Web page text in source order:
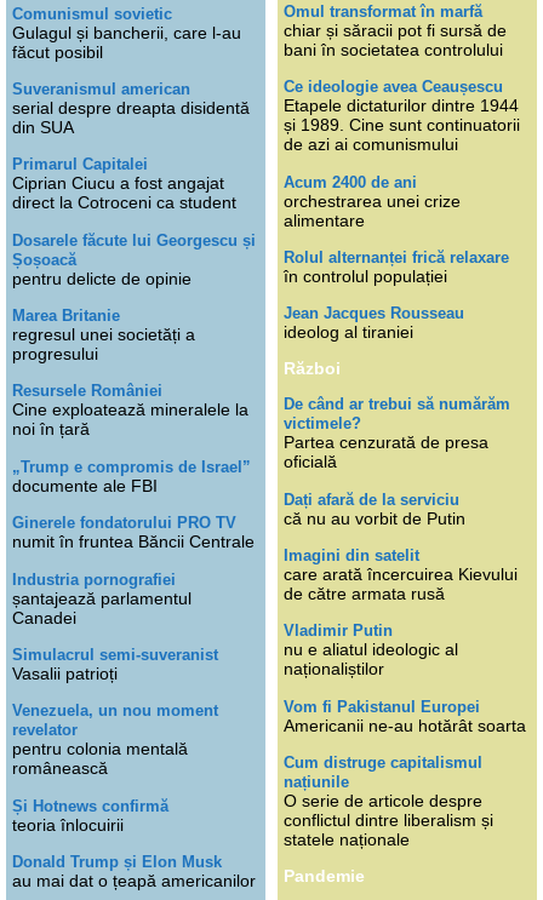
Comunismul sovietic
Gulagul și bancherii, care l-au
făcut posibil
Suveranismul american
serial despre dreapta disidentă
din SUA
Primarul Capitalei
Ciprian Ciucu a fost angajat
direct la Cotroceni ca student
Dosarele făcute lui Georgescu și
Șoșoacă
pentru delicte de opinie
Marea Britanie
regresul unei societăți a
progresului
Resursele României
Cine exploatează mineralele la
noi în țară
„Trump e compromis de Israel”
documente ale FBI
Ginerele fondatorului PRO TV
numit în fruntea Băncii Centrale
Industria pornografiei
șantajează parlamentul
Canadei
Simulacrul semi-suveranist
Vasalii patrioți
Venezuela, un nou moment
revelator
pentru colonia mentală
românească
Și Hotnews confirmă
teoria înlocuirii
Donald Trump și Elon Musk
au mai dat o țeapă americanilor
Omul transformat în marfă
chiar și săracii pot fi sursă de
bani în societatea controlului
Ce ideologie avea Ceaușescu
Etapele dictaturilor dintre 1944
și 1989. Cine sunt continuatorii
de azi ai comunismului
Acum 2400 de ani
orchestrarea unei crize
alimentare
Rolul alternanței frică relaxare
în controlul populației
Jean Jacques Rousseau
ideolog al tiraniei
Război
De când ar trebui să numărăm
victimele?
Partea cenzurată de presa
oficială
Dați afară de la serviciu
că nu au vorbit de Putin
Imagini din satelit
care arată încercuirea Kievului
de către armata rusă
Vladimir Putin
nu e aliatul ideologic al
naționaliștilor
Vom fi Pakistanul Europei
Americanii ne-au hotărât soarta
Cum distruge capitalismul
națiunile
O serie de articole despre
conflictul dintre liberalism și
statele naționale
Pandemie